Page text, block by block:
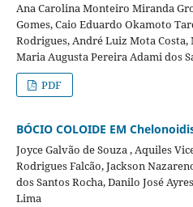
Ana Carolina Monteiro Miranda
Gomes, Caio Eduardo Okamoto
Rodrigues, André Luiz Mota
Maria Augusta Pereira Adami dos
PDF
BÓCIO COLOIDE EM
Joyce Galvão de Souza , Aquiles
Rodrigues Falcão, Jackson
dos Santos Rocha, Danilo José
Lima